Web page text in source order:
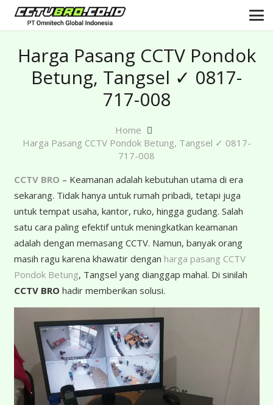
Harga Pasang CCTV Pondok
Betung, Tangsel ✓ 0817-
717-008
Home
Harga Pasang CCTV Pondok Betung, Tangsel ✓ 0817-
717-008
CCTV BRO – Keamanan adalah kebutuhan utama di era
sekarang. Tidak hanya untuk rumah pribadi, tetapi juga
untuk tempat usaha, kantor, ruko, hingga gudang. Salah
satu cara paling efektif untuk meningkatkan keamanan
adalah dengan memasang CCTV. Namun, banyak orang
masih ragu karena khawatir dengan harga pasang CCTV
Pondok Betung, Tangsel yang dianggap mahal. Di sinilah
CCTV BRO hadir memberikan solusi.